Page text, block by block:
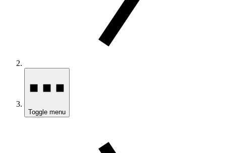
Toggle menu